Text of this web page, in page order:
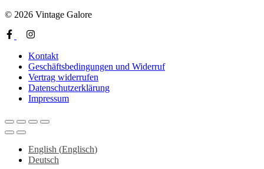
© 2026 Vintage Galore
Kontakt
Geschäftsbedingungen und Widerruf
Vertrag widerrufen
Datenschutzerklärung
Impressum
English (Englisch)
Deutsch